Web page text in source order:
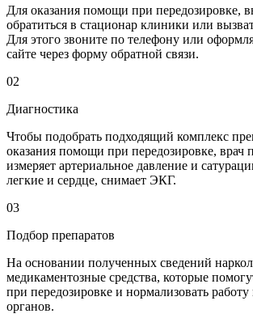
Для оказания помощи при передозировке,
обратиться в стационар клиники или
Для этого звоните по телефону или
сайте через форму обратной связи.
02
Диагностика
Чтобы подобрать подходящий комплекс
оказания помощи при передозировке, врач
измеряет артериальное давление и
легкие и сердце, снимает ЭКГ.
03
Подбор препаратов
На основании полученных сведений
медикаментозные средства, которые
при передозировке и нормализовать
органов.